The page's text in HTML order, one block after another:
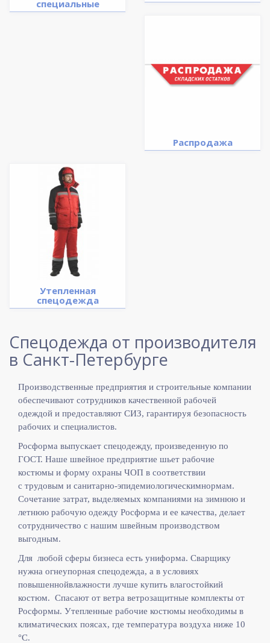
специальные
Распродажа
Утепленная
спецодежда
Спецодежда от производителя
в Санкт-Петербурге
Производственные предприятия и строительные компании
обеспечивают сотрудников качественной рабочей
одеждой и предоставляют СИЗ, гарантируя безопасность
рабочих и специалистов.
Росформа выпускает спецодежду, произведенную по
ГОСТ. Наше швейное предприятие шьет рабочие
костюмы и форму охраны ЧОП в соответствии
с трудовым и санитарно-эпидемиологическимнормам.
Сочетание затрат, выделяемых компаниями на зимнюю и
летнюю рабочую одежду Росформа и ее качества, делает
сотрудничество с нашим швейным производством
выгодным.
Для любой сферы бизнеса есть униформа. Сварщику
нужна огнеупорная спецодежда, а в условиях
повышеннойвлажности лучше купить влагостойкий
костюм. Спасают от ветра ветрозащитные комплекты от
Росформы. Утепленные рабочие костюмы необходимы в
климатических поясах, где температура воздуха ниже 10
°C.